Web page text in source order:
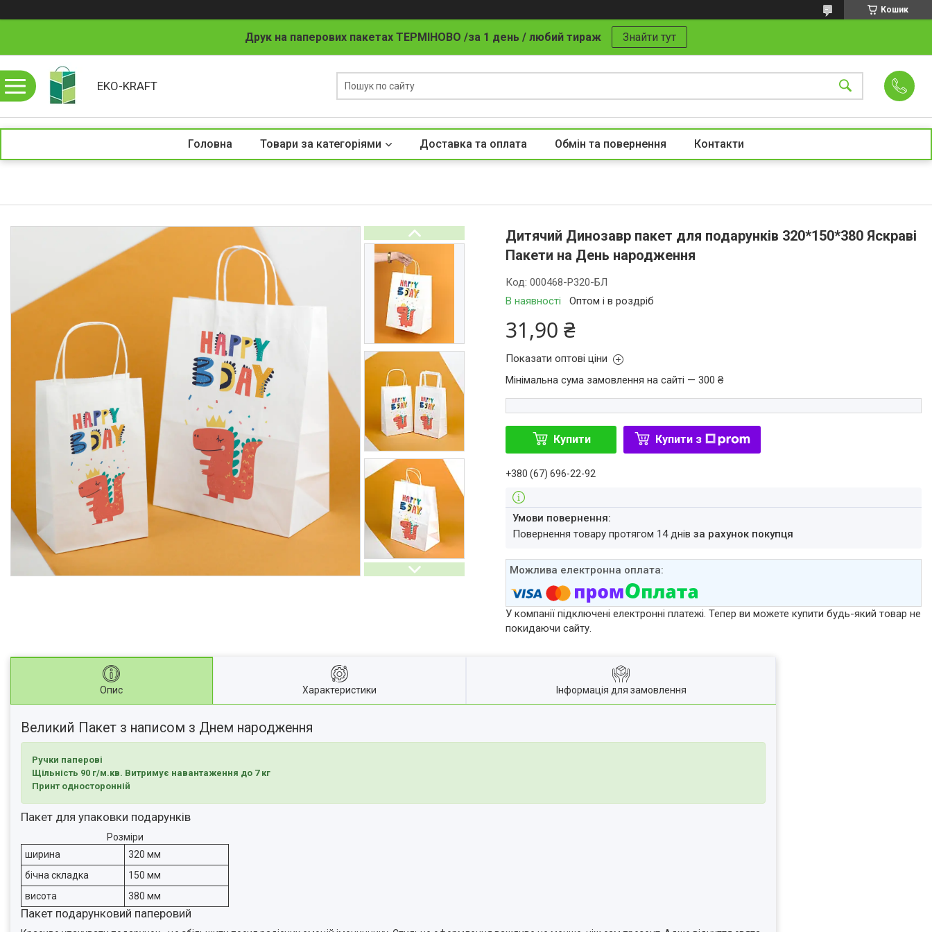
Кошик
Друк на паперових пакетах ТЕРМІНОВО /за 1 день / любий тираж Знайти тут
EKO-KRAFT
Головна Товари за категоріями Доставка та оплата Обмін та повернення Контакти
Дитячий Динозавр пакет для подарунків 320*150*380 Яскраві
Пакети на День народження
В наявності Оптом і в роздріб
Код:000468-Р320-БЛ
31,90 ₴
Показати оптові ціни
Мінімальна сума замовлення на сайті — 300 ₴
Купити Купити з
+380 (67) 696-22-92
повернення товару протягом 14 днівза рахунок покупця
У компанії підключені електронні платежі. Тепер ви можете купити будь-який товар не
покидаючи сайту.
Опис Характеристики Інформація для замовлення
Великий Пакет з написом з Днем народження
Ручки паперові
Щільність 90 г/м.кв. Витримує навантаження до 7 кг
Принт односторонній
Пакет для упаковки подарунків
Розміри
ширина
320 мм
бічна складка
150 мм
висота
380 мм
Пакет подарунковий паперовий